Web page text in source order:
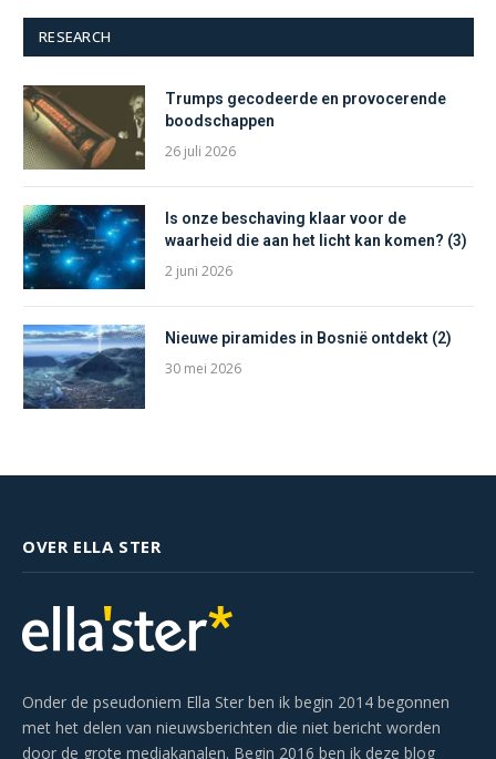
RESEARCH
Trumps gecodeerde en provocerende
boodschappen
26 juli 2026
Is onze beschaving klaar voor de
waarheid die aan het licht kan komen? (3)
2 juni 2026
Nieuwe piramides in Bosnië ontdekt (2)
30 mei 2026
OVER ELLA STER
Onder de pseudoniem Ella Ster ben ik begin 2014 begonnen
met het delen van nieuwsberichten die niet bericht worden
door de grote mediakanalen. Begin 2016 ben ik deze blog